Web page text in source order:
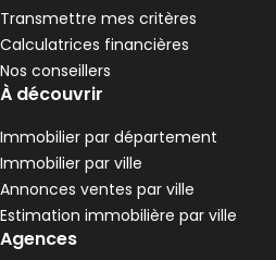
190 000 €
Pélussin - 42410
Maison • 4 pièces • 90 m²
G 3 chambres
,
Terrain 3680
Transmettre mes critères
Calculatrices financières
Nos conseillers
À découvrir
Immobilier par département
Immobilier par ville
Annonces ventes par ville
Estimation immobilière par ville
Agences